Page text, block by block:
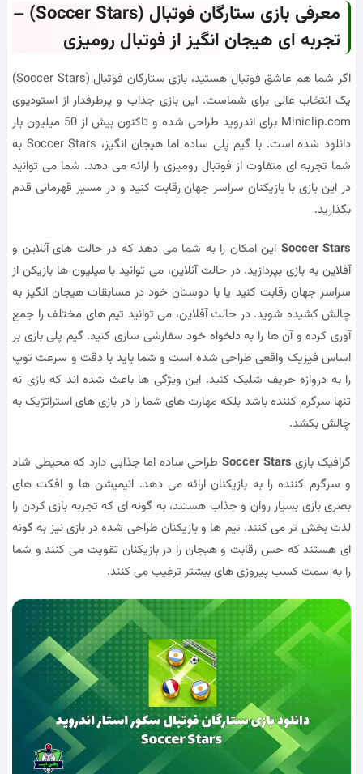
معرفی بازی ستارگان فوتبال (Soccer Stars) –
تجربه ای هیجان انگیز از فوتبال رومیزی
اگر شما هم عاشق فوتبال هستید، بازی ستارگان فوتبال (Soccer Stars)
یک انتخاب عالی برای شماست. این بازی جذاب و پرطرفدار از استودیوی
Miniclip.com برای اندروید طراحی شده و تاکنون بیش از 50 میلیون بار
دانلود شده است. با گیم پلی ساده اما هیجان انگیز، Soccer Stars به
شما تجربه ای متفاوت از فوتبال رومیزی را ارائه می دهد. شما می توانید
در این بازی با بازیکنان سراسر جهان رقابت کنید و در مسیر قهرمانی قدم
بگذارید.
Soccer Stars این امکان را به شما می دهد که در حالت های آنلاین و
آفلاین به بازی بپردازید. در حالت آنلاین، می توانید با میلیون ها بازیکن از
سراسر جهان رقابت کنید یا با دوستان خود در مسابقات هیجان انگیز به
چالش کشیده شوید. در حالت آفلاین، می توانید تیم های مختلف را جمع
آوری کرده و آن ها را به دلخواه خود سفارشی سازی کنید. گیم پلی بازی بر
اساس فیزیک واقعی طراحی شده است و شما باید با دقت و سرعت توپ
را به دروازه حریف شلیک کنید. این ویژگی ها باعث شده اند که بازی نه
تنها سرگرم کننده باشد بلکه مهارت های شما را در بازی های استراتژیک به
چالش بکشد.
گرافیک بازی Soccer Starsطراحی ساده اما جذابی دارد که محیطی شاد
و سرگرم کننده را به بازیکنان ارائه می دهد. انیمیشن ها و افکت های
بصری بازی بسیار روان و جذاب هستند، به گونه ای که تجربه بازی کردن را
لذت بخش تر می کنند. تیم ها و بازیکنان طراحی شده در بازی نیز به گونه
ای هستند که حس رقابت و هیجان را در بازیکنان تقویت می کنند و شما
را به سمت کسب پیروزی های بیشتر ترغیب می کنند.